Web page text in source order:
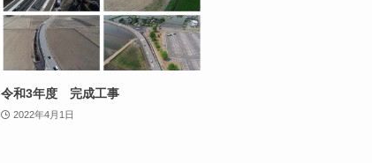
令和3年度 完成工事
2022年4月1日